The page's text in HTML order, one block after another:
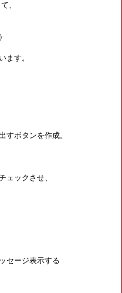
、
ます。
すボタンを作成。
ェックさせ、
セージ表示する